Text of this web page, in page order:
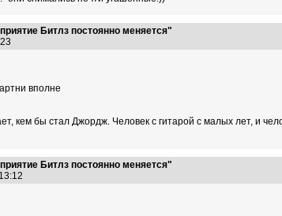
Битлз постоянно меняется"
вполне
кем бы стал Джордж. Человек с гитарой с малых лет, и
Битлз постоянно меняется"